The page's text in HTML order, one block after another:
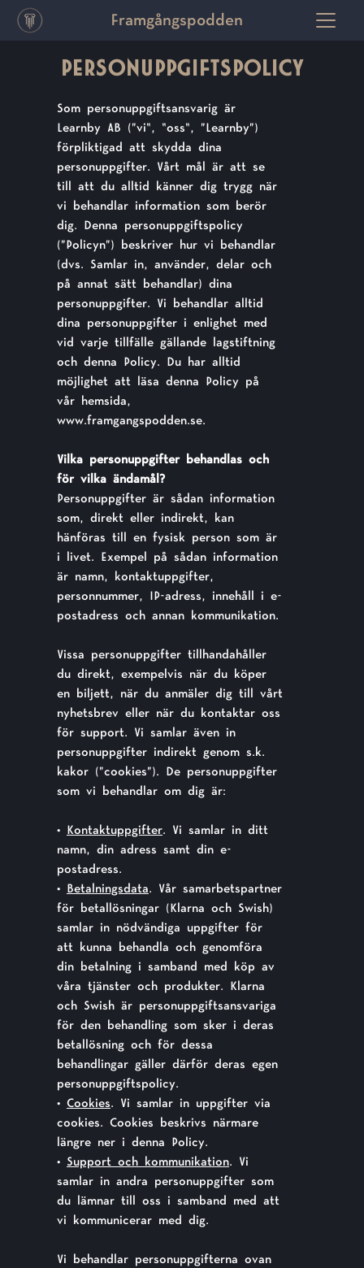
Framgångspodden
PERSONUPPGIFTSPOLICY
Som personuppgiftsansvarig är
Learnby AB (”vi", "oss", ”Learnby”)
förpliktigad att skydda dina
personuppgifter. Vårt mål är att se
till att du alltid känner dig trygg när
vi behandlar information som berör
dig. Denna personuppgiftspolicy
(”Policyn”) beskriver hur vi behandlar
(dvs. Samlar in, använder, delar och
på annat sätt behandlar) dina
personuppgifter. Vi behandlar alltid
dina personuppgifter i enlighet med
vid varje tillfälle gällande lagstiftning
och denna Policy. Du har alltid
möjlighet att läsa denna Policy på
vår hemsida,
www.framgangspodden.se.
Vilka personuppgifter behandlas och
för vilka ändamål?
Personuppgifter är sådan information
som, direkt eller indirekt, kan
hänföras till en fysisk person som är
i livet. Exempel på sådan information
är namn, kontaktuppgifter,
personnummer, IP-adress, innehåll i e-
postadress och annan kommunikation.
Vissa personuppgifter tillhandahåller
du direkt, exempelvis när du köper
en biljett, när du anmäler dig till vårt
nyhetsbrev eller när du kontaktar oss
för support. Vi samlar även in
personuppgifter indirekt genom s.k.
kakor (”cookies”). De personuppgifter
som vi behandlar om dig är:
• Kontaktuppgifter. Vi samlar in ditt
namn, din adress samt din e-
postadress.
•
Betalningsdata. Vår samarbetspartner
för betallösningar (Klarna och Swish)
samlar in nödvändiga uppgifter för
att kunna behandla och genomföra
din betalning i samband med köp av
våra tjänster och produkter. Klarna
och Swish är personuppgiftsansvariga
för den behandling som sker i deras
betallösning och för dessa
behandlingar gäller därför deras egen
personuppgiftspolicy.
• Cookies. Vi samlar in uppgifter via
cookies. Cookies beskrivs närmare
längre ner i denna Policy.
• Support och kommunikation. Vi
samlar in andra personuppgifter som
du lämnar till oss i samband med att
vi kommunicerar med dig.
Vi behandlar personuppgifterna ovan